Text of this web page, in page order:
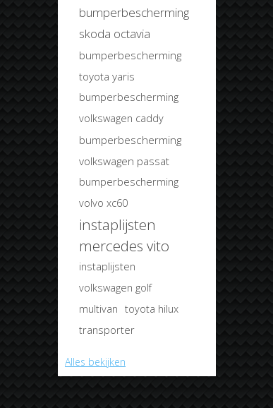
bumperbescherming
skoda octavia
bumperbescherming
toyota yaris
bumperbescherming
volkswagen caddy
bumperbescherming
volkswagen passat
bumperbescherming
volvo xc60
instaplijsten
mercedes vito
instaplijsten
volkswagen golf
multivan toyota hilux
transporter
Alles bekijken